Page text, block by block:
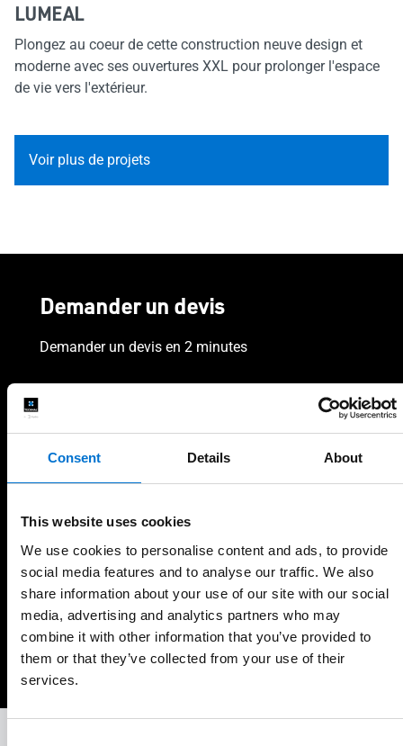
Consent Details About
This website uses cookies
We use cookies to personalise content and ads, to provide
social media features and to analyse our traffic. We also
share information about your use of our site with our social
media, advertising and analytics partners who may
combine it with other information that you’ve provided to
them or that they’ve collected from your use of their
services.
LUMEAL
Plongez au coeur de cette construction neuve design et
moderne avec ses ouvertures XXL pour prolonger l'espace
de vie vers l'extérieur.
Voir plus de projets
Demander un devis
Demander un devis en 2 minutes
Continuer